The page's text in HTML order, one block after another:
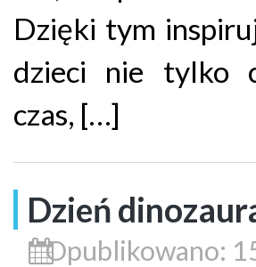
Dzięki tym
dzieci nie tylko
czas, […]
Dzień
Opublikowano: